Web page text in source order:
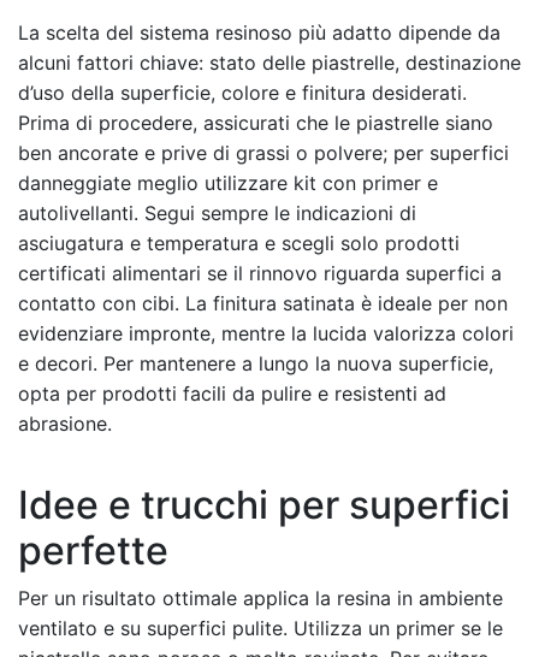
La scelta del sistema resinoso più adatto dipende da
alcuni fattori chiave: stato delle piastrelle, destinazione
d’uso della superficie, colore e finitura desiderati.
Prima di procedere, assicurati che le piastrelle siano
ben ancorate e prive di grassi o polvere; per superfici
danneggiate meglio utilizzare kit con primer e
autolivellanti. Segui sempre le indicazioni di
asciugatura e temperatura e scegli solo prodotti
certificati alimentari se il rinnovo riguarda superfici a
contatto con cibi. La finitura satinata è ideale per non
evidenziare impronte, mentre la lucida valorizza colori
e decori. Per mantenere a lungo la nuova superficie,
opta per prodotti facili da pulire e resistenti ad
abrasione.
Idee e trucchi per superfici
perfette
Per un risultato ottimale applica la resina in ambiente
ventilato e su superfici pulite. Utilizza un primer se le